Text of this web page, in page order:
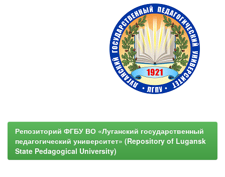
Репозиторий ФГБУ ВО «Луганский государственный
педагогический университет» (Repository of Lugansk
State Pedagogical University)